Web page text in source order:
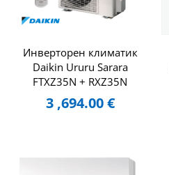
Инверторен климатик
Daikin Ururu Sarara
FTXZ35N + RXZ35N
3 ,694.00€